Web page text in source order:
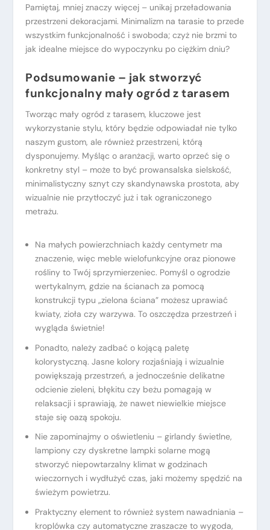
Pamiętaj, mniej znaczy więcej – unikaj przeładowania
przestrzeni dekoracjami. Minimalizm na tarasie to przede
wszystkim funkcjonalność i swoboda; czyż nie brzmi to
jak idealne miejsce do wypoczynku po ciężkim dniu?
Podsumowanie – jak stworzyć
funkcjonalny mały ogród z tarasem
Tworząc mały ogród z tarasem, kluczowe jest
wykorzystanie stylu, który będzie odpowiadał nie tylko
naszym gustom, ale również przestrzeni, którą
dysponujemy. Myśląc o aranżacji, warto oprzeć się o
konkretny styl – może to być prowansalska sielskość,
minimalistyczny sznyt czy skandynawska prostota, aby
wizualnie nie przytłoczyć już i tak ograniczonego
metrażu.
Na małych powierzchniach każdy centymetr ma
znaczenie, więc meble wielofunkcyjne oraz pionowe
rośliny to Twój sprzymierzeniec. Pomyśl o ogrodzie
wertykalnym, gdzie na ścianach za pomocą
konstrukcji typu „zielona ściana” możesz uprawiać
kwiaty, zioła czy warzywa. To oszczędza przestrzeń i
wygląda świetnie!
Ponadto, należy zadbać o kojącą paletę
kolorystyczną. Jasne kolory rozjaśniają i wizualnie
powiększają przestrzeń, a jednocześnie delikatne
odcienie zieleni, błękitu czy beżu pomagają w
relaksacji i sprawiają, że nawet niewielkie miejsce
staje się oazą spokoju.
Nie zapominajmy o oświetleniu – girlandy świetlne,
lampiony czy dyskretne lampki solarne mogą
stworzyć niepowtarzalny klimat w godzinach
wieczornych i wydłużyć czas, jaki możemy spędzić na
świeżym powietrzu.
Praktyczny element to również system nawadniania –
kroplówka czy automatyczne zraszacze to wygoda,